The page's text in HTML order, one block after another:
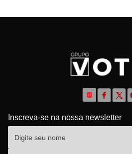
Inscreva-se na nossa newsletter